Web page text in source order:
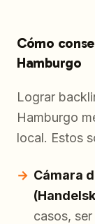
Cómo
Hamburgo
Lograr
Hamburgo
local. Estos
Cámara
casos,